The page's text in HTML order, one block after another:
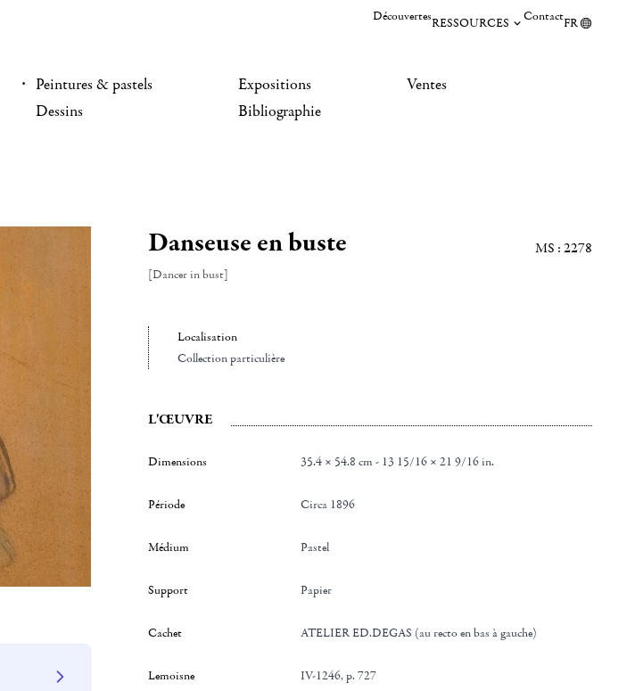
DécouvertesRESSOURCES ContactFR
Peintures & pastels
Dessins
Expositions
Bibliographie
Ventes
Danseuse en buste
[Dancer in bust]
MS : 2278
Localisation
Collection particulière
L'ŒUVRE
Dimensions 35.4 × 54.8 cm - 13 15/16 × 21 9/16 in.
Période Circa 1896
Médium Pastel
Support Papier
Cachet ATELIER ED.DEGAS (au recto en bas à gauche)
Lemoisne IV-1246, p. 727